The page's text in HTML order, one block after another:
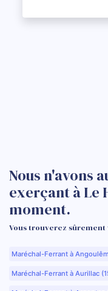
Nous n'avons
exerçant à Le
moment.
Vous trouverez
Maréchal-Ferrant à
Maréchal-Ferrant à Aurillac